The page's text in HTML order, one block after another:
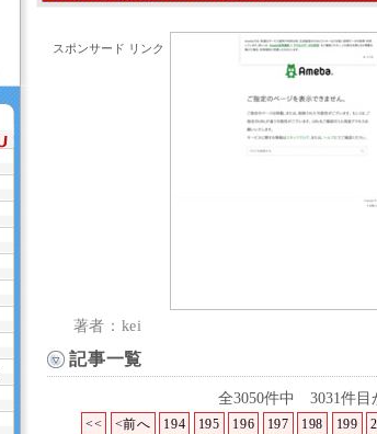
スポンサード リンク
著者：kei
記事一覧
全3050件中 3031件目
<< <前へ 194 195 196 197 198 199